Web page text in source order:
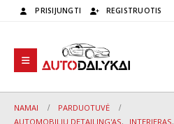
PRISIJUNGTI REGISTRUOTIS
NAMAI
PARDUOTUVĖ
AUTOMOBILIŲ DETAILING'AS, INTERJERAS,